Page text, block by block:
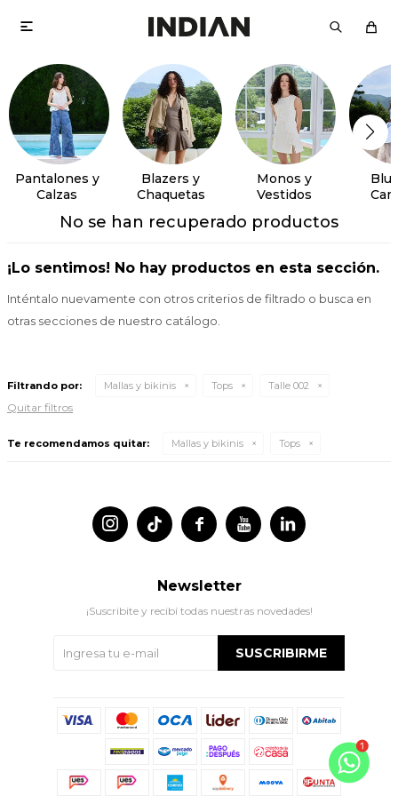

Pantalones y
Calzas
Blazers y
Chaquetas
Monos y
Vestidos
No se han recuperado productos
¡Lo sentimos! No hay productos en esta sección.
Inténtalo nuevamente con otros criterios de filtrado o busca en
otras secciones de nuestro catálogo.
Filtrando por: Mallas y bikinis Tops Talle 002
Quitar filtros
Te recomendamos quitar: Mallas y bikinis Tops
 
 
Newsletter
¡Suscribite y recibí todas nuestras novedades!
SUSCRIBIRME